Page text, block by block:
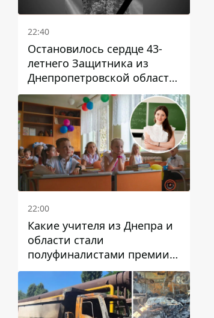
22:40
Остановилось сердце 43-
летнего Защитника из
Днепропетровской области
Евгения Зинченко
22:00
Какие учителя из Днепра и
области стали
полуфиналистами премии
Global Teacher Prize Ukraine
2026